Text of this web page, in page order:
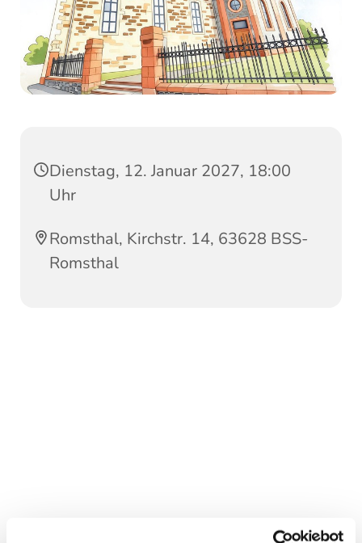
Dienstag, 12. Januar 2027, 18:00
Uhr
Romsthal, Kirchstr. 14, 63628 BSS-
Romsthal